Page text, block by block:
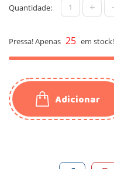
Quantidade: +
Pressa! Apenas 25 em stock!
Adicionar